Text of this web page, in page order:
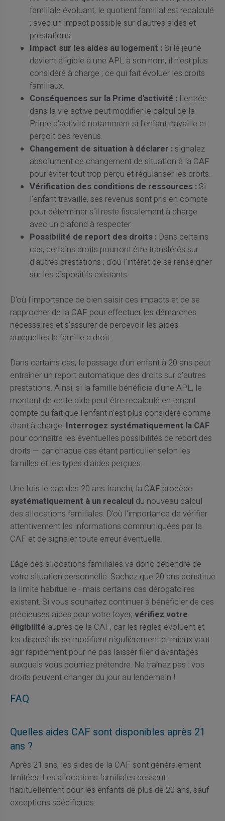
familiale évoluant, le quotient familial est recalculé
; avec un impact possible sur d'autres aides et
prestations.
Impact sur les aides au logement : Si le jeune
devient éligible à une APL à son nom, il n'est plus
considéré à charge ; ce qui fait évoluer les droits
familiaux.
Conséquences sur la Prime d'activité : L'entrée
dans la vie active peut modifier le calcul de la
Prime d'activité notamment si l'enfant travaille et
perçoit des revenus.
Changement de situation à déclarer : signalez
absolument ce changement de situation à la CAF
pour éviter tout trop-perçu et régulariser les droits.
Vérification des conditions de ressources : Si
l'enfant travaille, ses revenus sont pris en compte
pour déterminer s'il reste fiscalement à charge
avec un plafond à respecter.
Possibilité de report des droits : Dans certains
cas, certains droits pourront être transférés sur
d'autres prestations ; d'où l'intérêt de se renseigner
sur les dispositifs existants.
D'où l'importance de bien saisir ces impacts et de se
rapprocher de la CAF pour effectuer les démarches
nécessaires et s'assurer de percevoir les aides
auxquelles la famille a droit.
Dans certains cas, le passage d'un enfant à 20 ans peut
entraîner un report automatique des droits sur d'autres
prestations. Ainsi, si la famille bénéficie d'une APL, le
montant de cette aide peut être recalculé en tenant
compte du fait que l'enfant n'est plus considéré comme
étant à charge. Interrogez systématiquement la CAF
pour connaître les éventuelles possibilités de report des
droits — car chaque cas étant particulier selon les
familles et les types d'aides perçues.
Une fois le cap des 20 ans franchi, la CAF procède
systématiquement à un recalculdu nouveau calcul
des allocations familiales. D'où l'importance de vérifier
attentivement les informations communiquées par la
CAF et de signaler toute erreur éventuelle.
L'âge des allocations familiales va donc dépendre de
votre situation personnelle. Sachez que 20 ans constitue
la limite habituelle - mais certains cas dérogatoires
existent. Si vous souhaitez continuer à bénéficier de ces
précieuses aides pour votre foyer, vérifiez votre
éligibilité auprès de la CAF, car les règles évoluent et
les dispositifs se modifient régulièrement et mieux vaut
agir rapidement pour ne pas laisser filer d'avantages
auxquels vous pourriez prétendre. Ne traînez pas : vos
droits peuvent changer du jour au lendemain !
FAQ
Quelles aides CAF sont disponibles après 21
ans ?
Après 21 ans, les aides de la CAF sont généralement
limitées. Les allocations familiales cessent
habituellement pour les enfants de plus de 20 ans, sauf
exceptions spécifiques.